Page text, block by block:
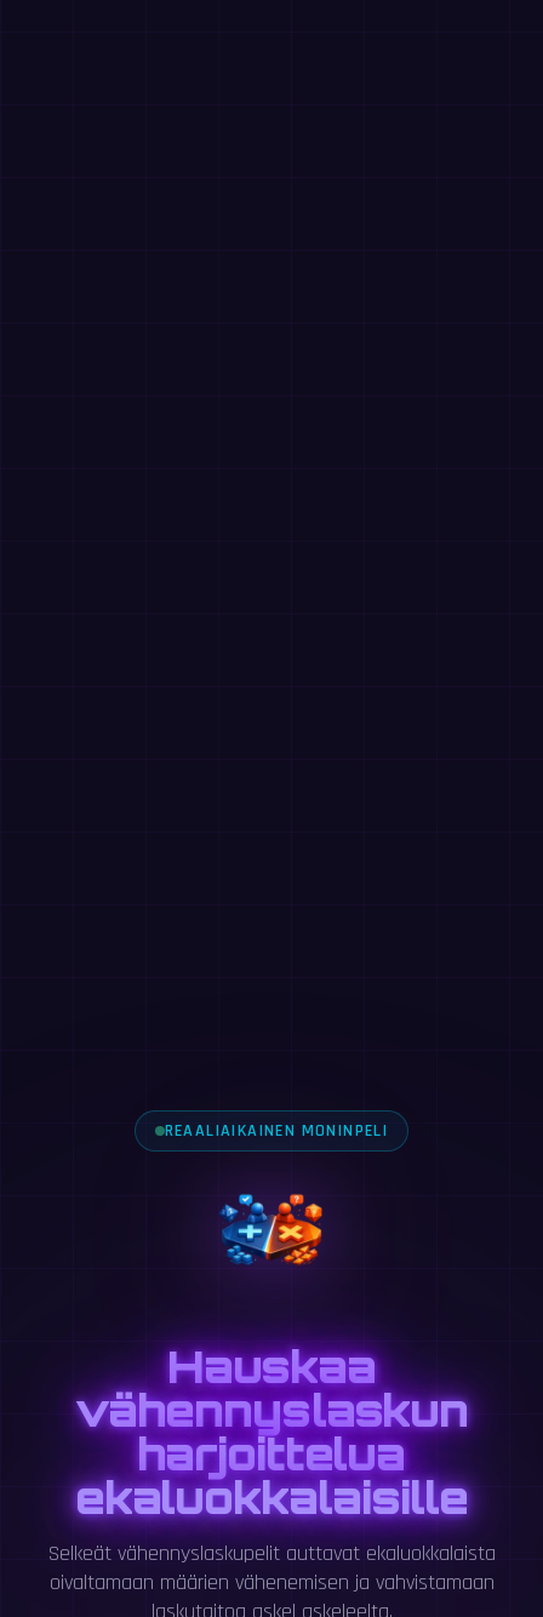
REAALIAIKAINEN MONINPELI
Hauskaa
vähennyslaskun
harjoittelua
ekaluokkalaisille
Selkeät vähennyslaskupelit auttavat ekaluokkalaista
oivaltamaan määrien vähenemisen ja vahvistamaan
laskutaitoa askel askeleelta.